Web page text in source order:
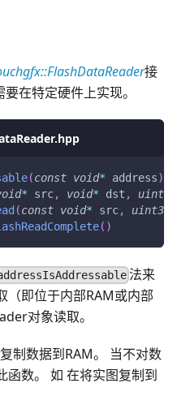
接
在特定硬件上实现。
(const void* address)
* src, void* dst ,
(const void* src,
( )
法来
（即位于内部RAM或内部
对象读取。
制数据到RAM。 当不对数
函数。 如 在将实图复制到